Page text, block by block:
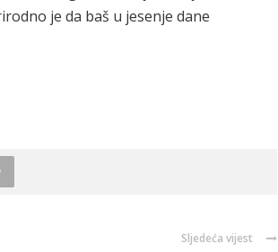
je da baš u jesenje dane
Sljedeća vijest